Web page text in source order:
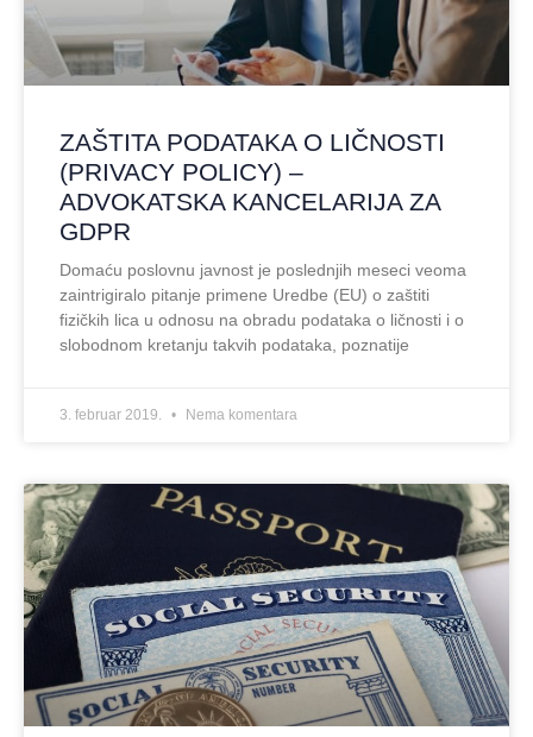
ZAŠTITA PODATAKA O LIČNOSTI
(PRIVACY POLICY) –
ADVOKATSKA KANCELARIJA ZA
GDPR
Domaću poslovnu javnost je poslednjih meseci veoma
zaintrigiralo pitanje primene Uredbe (EU) o zaštiti
fizičkih lica u odnosu na obradu podataka o ličnosti i o
slobodnom kretanju takvih podataka, poznatije
3. februar 2019. Nema komentara